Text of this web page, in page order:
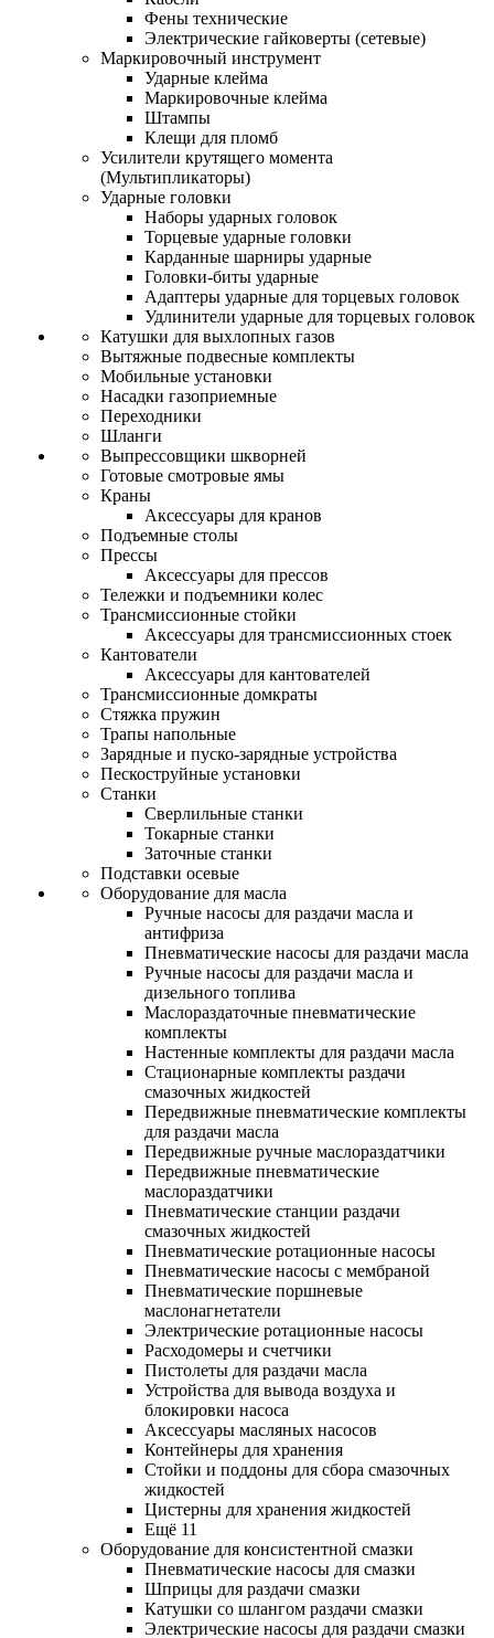
Фены технические
Электрические гайковерты (сетевые)
Маркировочный инструмент
Ударные клейма
Маркировочные клейма
Штампы
Клещи для пломб
Усилители крутящего момента
(Мультипликаторы)
Ударные головки
Наборы ударных головок
Торцевые ударные головки
Карданные шарниры ударные
Головки-биты ударные
Адаптеры ударные для торцевых головок
Удлинители ударные для торцевых головок
Катушки для выхлопных газов
Вытяжные подвесные комплекты
Мобильные установки
Насадки газоприемные
Переходники
Шланги
Выпрессовщики шкворней
Готовые смотровые ямы
Краны
Аксессуары для кранов
Подъемные столы
Прессы
Аксессуары для прессов
Тележки и подъемники колес
Трансмиссионные стойки
Аксессуары для трансмиссионных стоек
Кантователи
Аксессуары для кантователей
Трансмиссионные домкраты
Стяжка пружин
Трапы напольные
Зарядные и пуско-зарядные устройства
Пескоструйные установки
Станки
Сверлильные станки
Токарные станки
Заточные станки
Подставки осевые
Оборудование для масла
Ручные насосы для раздачи масла и
антифриза
Пневматические насосы для раздачи масла
Ручные насосы для раздачи масла и
дизельного топлива
Маслораздаточные пневматические
комплекты
Настенные комплекты для раздачи масла
Стационарные комплекты раздачи
смазочных жидкостей
Передвижные пневматические комплекты
для раздачи масла
Передвижные ручные маслораздатчики
Передвижные пневматические
маслораздатчики
Пневматические станции раздачи
смазочных жидкостей
Пневматические ротационные насосы
Пневматические насосы с мембраной
Пневматические поршневые
маслонагнетатели
Электрические ротационные насосы
Расходомеры и счетчики
Пистолеты для раздачи масла
Устройства для вывода воздуха и
блокировки насоса
Аксессуары масляных насосов
Контейнеры для хранения
Стойки и поддоны для сбора смазочных
жидкостей
Цистерны для хранения жидкостей
Ещё 11
Оборудование для консистентной смазки
Пневматические насосы для смазки
Шприцы для раздачи смазки
Катушки со шлангом раздачи смазки
Электрические насосы для раздачи смазки